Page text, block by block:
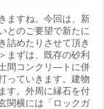
ますね。今回は、新
とのご要望で新たに
詰めたりさせて頂き
まずは、既存の砂利
間コンクリ―トに併
っていきます。建物
す。外周に縁石を付
関横には「ロックガ